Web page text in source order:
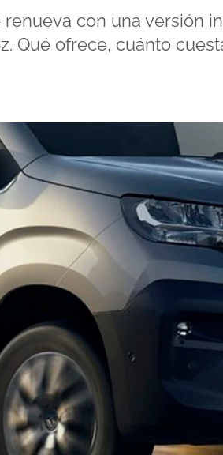
con una versión
Qué ofrece, cuánto